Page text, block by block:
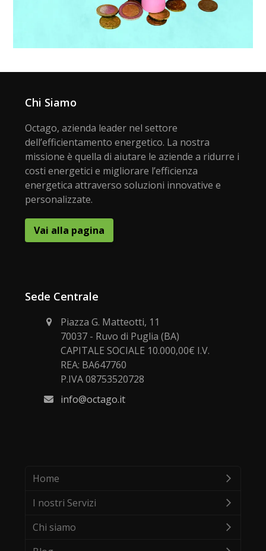
Chi Siamo
Octago, azienda leader nel settore
dell’efficientamento energetico. La nostra
missione è quella di aiutare le aziende a ridurre i
costi energetici e migliorare l’efficienza
energetica attraverso soluzioni innovative e
personalizzate.
Vai alla pagina
Sede Centrale
Piazza G. Matteotti, 11
70037 - Ruvo di Puglia (BA)
CAPITALE SOCIALE 10.000,00€ I.V.
REA: BA647760
P.IVA 08753520728
info@octago.it
Home
I nostri Servizi
Chi siamo